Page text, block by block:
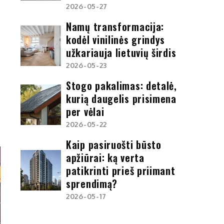
2026-05-27
Namų transformacija:
kodėl vinilinės grindys
užkariauja lietuvių širdis
2026-05-23
Stogo pakalimas: detalė,
kurią daugelis prisimena
per vėlai
2026-05-22
Kaip pasiruošti būsto
apžiūrai: ką verta
patikrinti prieš priimant
sprendimą?
2026-05-17